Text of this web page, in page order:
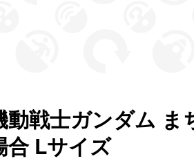
動戦士ガンダム
合 Lサイズ